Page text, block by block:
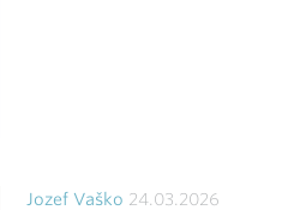
Jozef Vaško 24.03.2026